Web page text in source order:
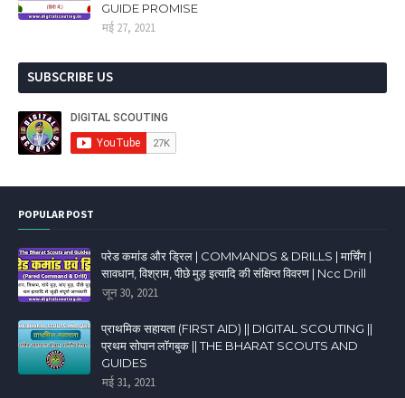
GUIDE PROMISE
मई 27, 2021
SUBSCRIBE US
POPULAR POST
परेड कमांड और ड्रिल | COMMANDS & DRILLS | मार्चिंग |
सावधान, विश्राम, पीछे मुड़ इत्यादि की संक्षिप्त विवरण | Ncc Drill
जून 30, 2021
प्राथमिक सहायता (FIRST AID) || DIGITAL SCOUTING ||
प्रथम सोपान लॉगबुक || THE BHARAT SCOUTS AND
GUIDES
मई 31, 2021